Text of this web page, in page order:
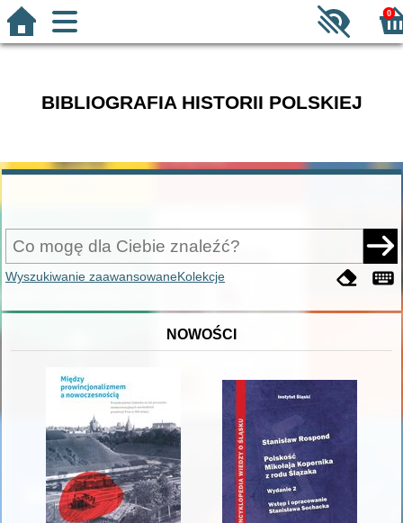
0
BIBLIOGRAFIA HISTORII POLSKIEJ
Wyszukiwanie zaawansowaneKolekcje
NOWOŚCI